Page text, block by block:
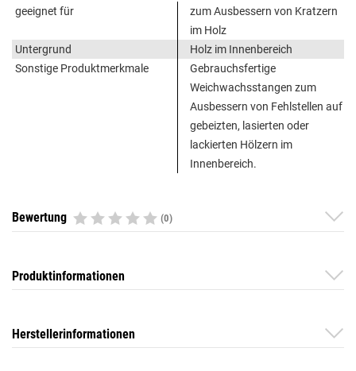
geeignet für
zum Ausbessern von Kratzern
im Holz
Untergrund
Holz im Innenbereich
Sonstige Produktmerkmale
Gebrauchsfertige
Weichwachsstangen zum
Ausbessern von Fehlstellen auf
gebeizten, lasierten oder
lackierten Hölzern im
Innenbereich.
Bewertung (0)
Produktinformationen
Herstellerinformationen